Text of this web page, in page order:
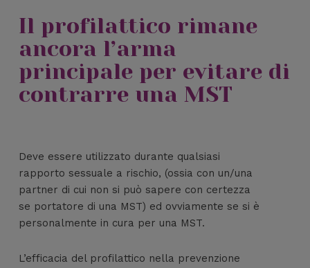
Il profilattico rimane
ancora l’arma
principale per evitare di
contrarre una MST
Deve essere utilizzato durante qualsiasi
rapporto sessuale a rischio, (ossia con un/una
partner di cui non si può sapere con certezza
se portatore di una MST) ed ovviamente se si è
personalmente in cura per una MST.
L’efficacia del profilattico nella prevenzione